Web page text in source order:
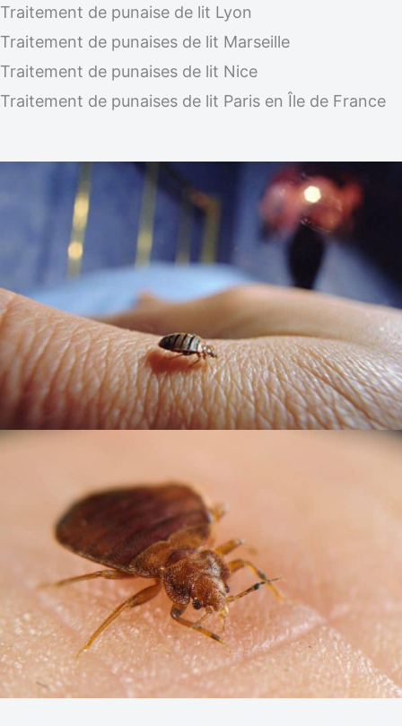
Traitement de punaise de lit Lyon
Traitement de punaises de lit Marseille
Traitement de punaises de lit Nice
Traitement de punaises de lit Paris en Île de France